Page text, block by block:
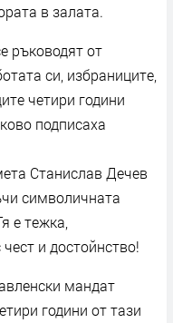
в залата.
ръководят от
си, избраниците,
четири години
подписаха
Станислав Дечев
символичната
е тежка,
и достойнство!
мандат
години от тази